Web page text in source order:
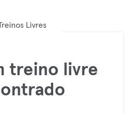
Livres
treino livre